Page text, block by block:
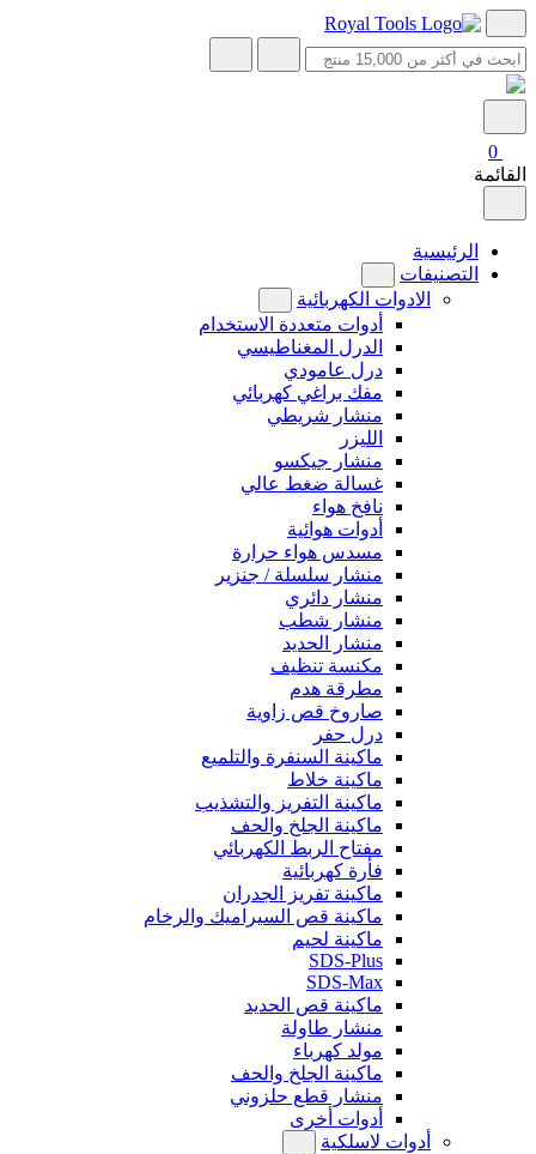
0
القائمة
الرئيسية
التصنيفات
الادوات الكهربائية
أدوات متعددة الاستخدام
الدرل المغناطيسي
درل عامودي
مفك براغي كهربائي
منشار شريطي
الليزر
منشار جيكسو
غسالة ضغط عالي
نافخ هواء
أدوات هوائية
مسدس هواء حرارة
منشار سلسلة / جنزير
منشار دائري
منشار شطب
منشار الحديد
مكنسة تنظيف
مطرقة هدم
صاروخ قص زاوية
درل حفر
ماكينة السنفرة والتلميع
ماكينة خلاط
ماكينة التفريز والتشذيب
ماكينة الجلخ والحف
مفتاح الربط الكهربائي
فأرة كهربائية
ماكينة تفريز الجدران
ماكينة قص السيراميك والرخام
ماكينة لحيم
SDS-Plus
SDS-Max
ماكينة قص الحديد
منشار طاولة
مولد كهرباء
ماكينة الجلخ والحف
منشار قطع حلزوني
أدوات أخرى
أدوات لاسلكية